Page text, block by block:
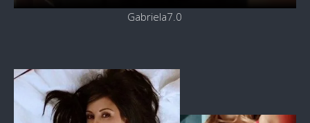
Gabriela7.0